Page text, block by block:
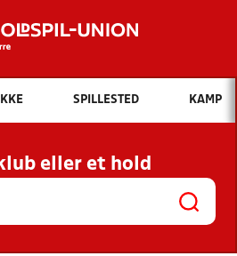
Hvad vil du søge efter?
INDHOLD OG NYHEDER
KLUBBER OG
HOLD
SPILLESTED KAMP
eller et hold